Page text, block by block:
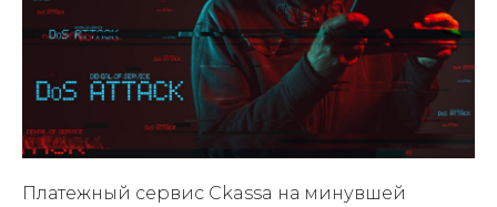
Платежный сервис Ckassa на минувшей